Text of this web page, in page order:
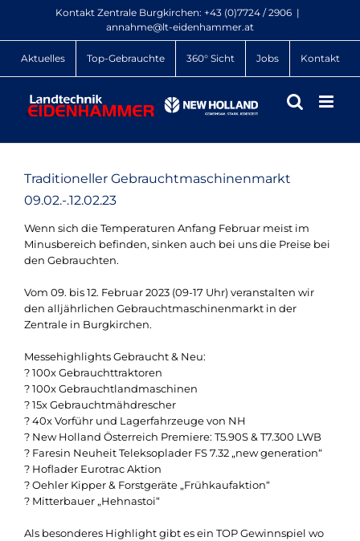
springen
Kontakt Zentrale Burgkirchen: +43 (0)7724 / 2906 |
annahme@lt-eidenhammer.at
Aktuelles Top-Gebrauchte 360° Sicht Jobs Kontakt
Traditioneller Gebrauchtmaschinenmarkt
09.02.-.12.02.23
Wenn sich die Temperaturen Anfang Februar meist im
Minusbereich befinden, sinken auch bei uns die Preise bei
den Gebrauchten.
Vom 09. bis 12. Februar 2023 (09-17 Uhr) veranstalten wir
den alljährlichen Gebrauchtmaschinenmarkt in der
Zentrale in Burgkirchen.
Messehighlights Gebraucht & Neu:
? 100x Gebrauchttraktoren
? 100x Gebrauchtlandmaschinen
? 15x Gebrauchtmähdrescher
? 40x Vorführ und Lagerfahrzeuge von NH
? New Holland Österreich Premiere: T5.90S & T7.300 LWB
? Faresin Neuheit Teleksoplader FS 7.32 „new generation“
? Hoflader Eurotrac Aktion
? Oehler Kipper & Forstgeräte „Frühkaufaktion“
? Mitterbauer „Hehnastoi“
Als besonderes Highlight gibt es ein TOP Gewinnspiel wo